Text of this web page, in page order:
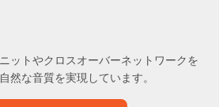
ットやクロスオーバーネットワークを
然な音質を実現しています。